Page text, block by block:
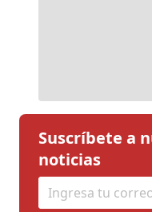
Suscríbete a
noticias